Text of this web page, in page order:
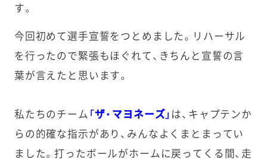
す。
今回初めて選手宣誓をつとめました。リハーサル
を行ったので緊張もほぐれて、きちんと宣誓の言
葉が言えたと思います。
私たちのチーム 「ザ・マヨネーズ」 は、キャプテンか
らの的確な指示があり、みんなよくまとまってい
ました。打ったボールがホームに戻ってくる間、走